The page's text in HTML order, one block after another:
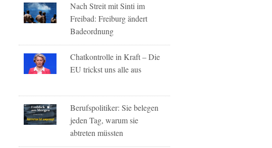
Nach Streit mit Sinti im
Freibad: Freiburg ändert
Badeordnung
Chatkontrolle in Kraft – Die
EU trickst uns alle aus
Berufspolitiker: Sie belegen
jeden Tag, warum sie
abtreten müssten